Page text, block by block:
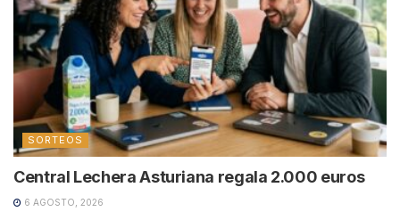
SORTEOS
Central Lechera Asturiana regala 2.000 euros
6 AGOSTO, 2026